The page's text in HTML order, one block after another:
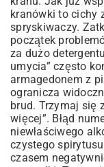
kranówki to cichy
spryskiwaczy.
początek
za dużo
umycia” często
armagedonem z
ogranicza
brud. Trzymaj się
więcej”. Błąd
niewłaściwego
czystego
czasem